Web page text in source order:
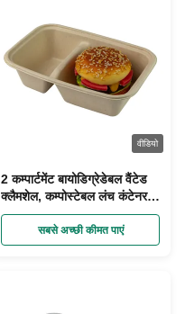
वीडियो
2 कम्पार्टमेंट बायोडिग्रेडेबल वैंटेड
क्लैमशेल, कम्पोस्टेबल लंच कंटेनर
बागसे
सबसे अच्छी कीमत पाएं